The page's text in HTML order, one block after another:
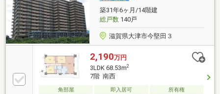
築31年6ヶ月/14階建
総戸数140戸
滋賀県大津市今堅田３
2,190万円
3LDK 68.53m2
7階 南西
角部屋 即入居可
所有権